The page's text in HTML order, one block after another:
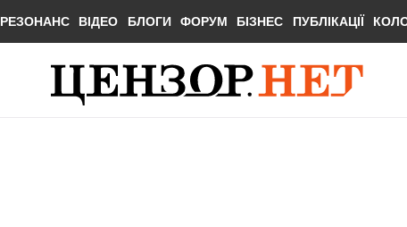
РЕЗОНАНС ВІДЕО БЛОГИ ФОРУМ БІЗНЕС ПУБЛІКАЦІЇ